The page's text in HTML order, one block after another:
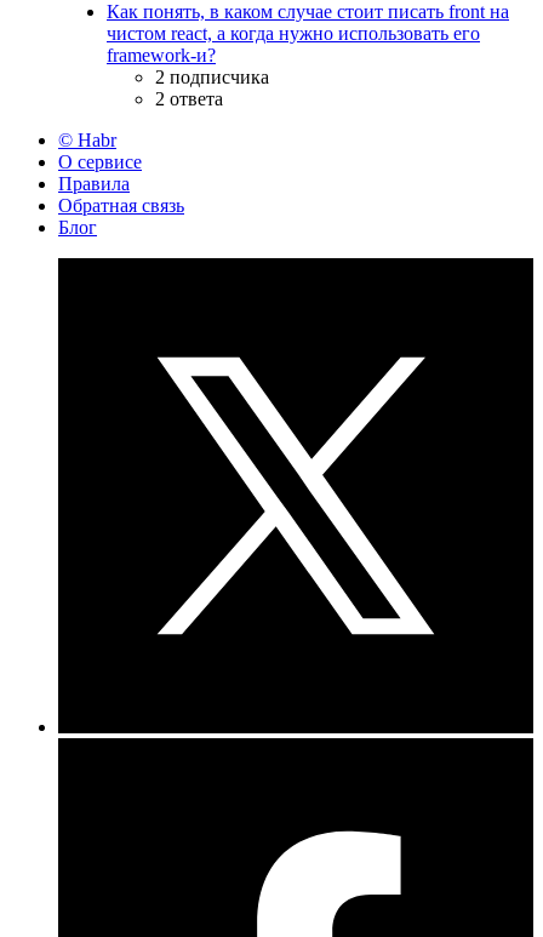
Как понять, в каком случае стоит писать front на
чистом react, а когда нужно использовать его
framework-и?
2 подписчика
2 ответа
© Habr
О сервисе
Правила
Обратная связь
Блог